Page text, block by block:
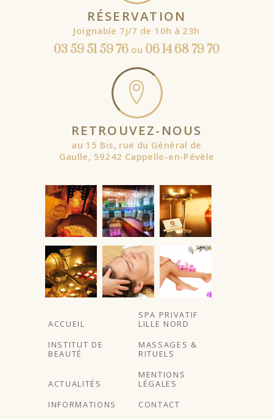
RÉSERVATION
Joignable 7j/7 de 10h à 23h
03 59 51 59 76 ou 06 14 68 79 70
RETROUVEZ-NOUS
au 15 Bis, rue du Général de
Gaulle, 59242 Cappelle-en-Pévèle
À partir de
ACCUEIL
SPA PRIVATIF
LILLE NORD
INSTITUT DE
BEAUTÉ
MASSAGES &
RITUELS
ACTUALITÉS
MENTIONS
LÉGALES
INFORMATIONS
CONTACT